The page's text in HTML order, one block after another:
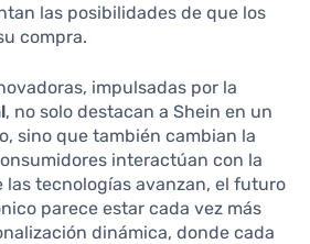
las posibilidades de que los
compra.
impulsadas por la
, no solo destacan a Shein en un
sino que también cambian la
interactúan con la
las tecnologías avanzan, el futuro
parece estar cada vez más
dinámica, donde cada